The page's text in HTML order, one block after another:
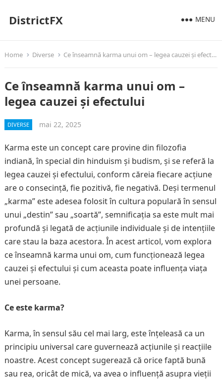
DistrictFX MENU
Home Diverse Ce înseamnă karma unui om – legea cauzei și efectului
Ce înseamnă karma unui om –
legea cauzei și efectului
DIVERSE mai 22, 2025
Karma este un concept care provine din filozofia
indiană, în special din hinduism și budism, și se referă la
legea cauzei și efectului, conform căreia fiecare acțiune
are o consecință, fie pozitivă, fie negativă. Deși termenul
„karma” este adesea folosit în cultura populară în sensul
unui „destin” sau „soartă”, semnificația sa este mult mai
profundă și legată de acțiunile individuale și de intențiile
care stau la baza acestora. În acest articol, vom explora
ce înseamnă karma unui om, cum funcționează legea
cauzei și efectului și cum aceasta poate influența viața
unei persoane.
Ce este karma?
Karma, în sensul său cel mai larg, este înțeleasă ca un
principiu universal care guvernează acțiunile și reacțiile
noastre. Acest concept sugerează că orice faptă bună
sau rea, oricât de mică, va avea o influență asupra vieții